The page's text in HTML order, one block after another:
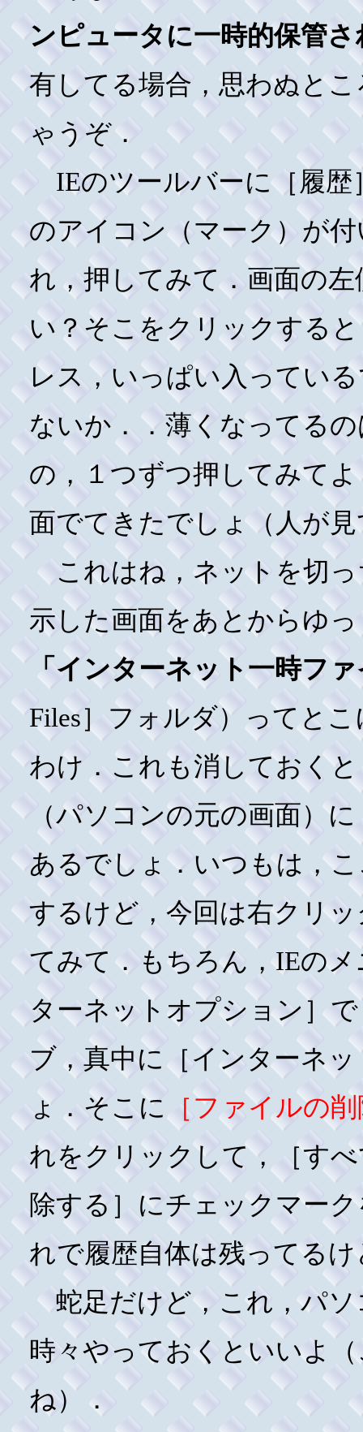
ンピュータに一時的保管
有してる場合，思わぬと
ゃうぞ．
IEのツールバーに［履歴
のアイコン（マーク）が
れ，押してみて．画面の
い？そこをクリックする
レス，いっぱい入ってい
ないか．．薄くなってる
の，１つずつ押してみて
面でてきたでしょ（人が
これはね，ネットを切っ
示した画面をあとからゆ
「インターネット一時フ
Files］フォルダ）ってと
わけ．これも消しておく
（パソコンの元の画面）
あるでしょ．いつもは，
するけど，今回は右クリ
てみて．もちろん，IEの
ターネットオプション］
ブ，真中に［インターネ
ょ．そこに ［ファイルの
れをクリックして，［す
除する］にチェックマー
れで履歴自体は残ってる
蛇足だけど，これ，パ
時々やっておくといいよ
ね）．